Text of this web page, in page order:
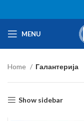
MENU
Home Галантерија
Show sidebar